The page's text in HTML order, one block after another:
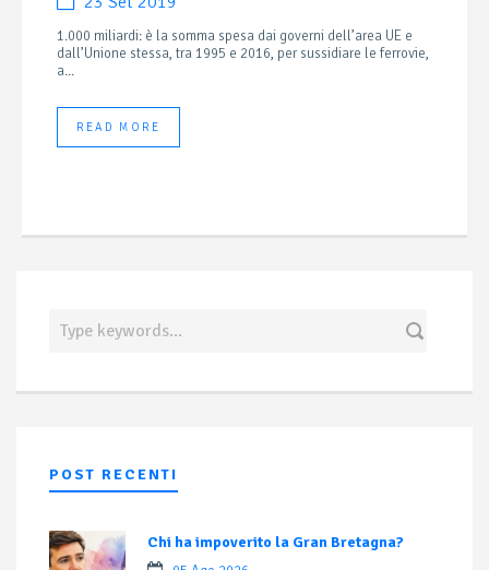
1.000 miliardi: è la somma spesa dai governi dell’area UE e
dall’Unione stessa, tra 1995 e 2016, per sussidiare le ferrovie,
a...
READ MORE
POST RECENTI
Chi ha impoverito la Gran Bretagna?